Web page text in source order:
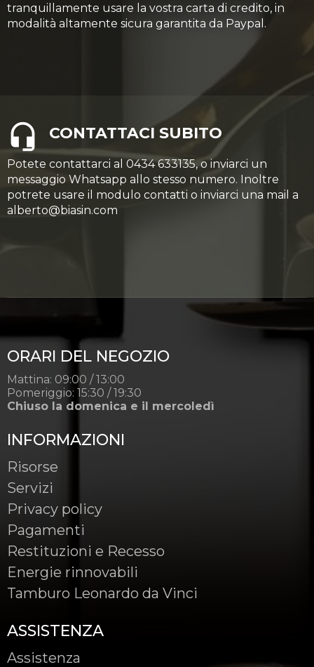
tranquillamente usare la vostra carta di credito, in
modalità altamente sicura garantita da Paypal.
CONTATTACI SUBITO
Potete contattarci al 0434 633135, o inviarci un
messaggio Whatsapp allo stesso numero. Inoltre
potrete usare il modulo contatti o inviarci una mail a
alberto@biasin.com
ORARI DEL NEGOZIO
Mattina: 09:00 / 13:00
Pomeriggio: 15:30 / 19:30
Chiuso la domenica e il mercoledì
INFORMAZIONI
Risorse
Servizi
Privacy policy
Pagamenti
Restituzioni e Recesso
Energie rinnovabili
Tamburo Leonardo da Vinci
ASSISTENZA
Assistenza